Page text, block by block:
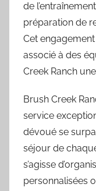
de
préparation de
Cet engagement
associé à des
Creek Ranch
Brush Creek
service
dévoué se
séjour de
s’agisse
personnalisées